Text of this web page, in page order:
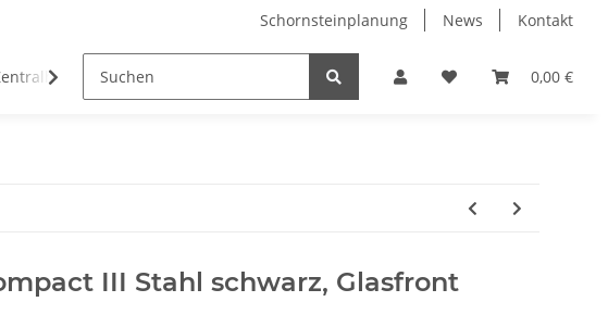
Schornsteinplanung News Kontakt
0,00 €
III Stahl schwarz, Glasfront